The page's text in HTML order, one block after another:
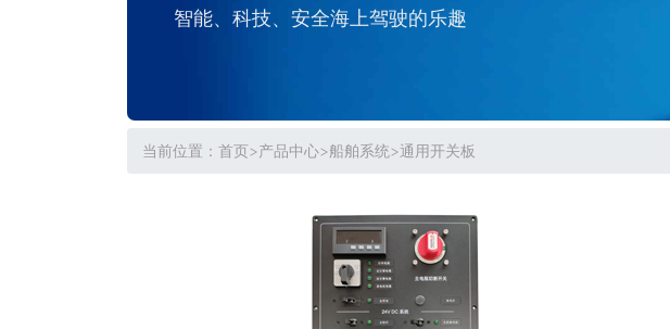
智能、科技、安全海上驾驶的乐趣
当前位置： 首页>产品中心>船舶系统>通用开关板